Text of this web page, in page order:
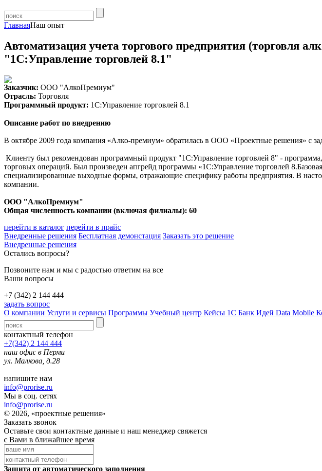
ГлавнаяНаш опыт
Автоматизация учета торгового предприятия (торговля
"1С:Управление торговлей 8.1"
Заказчик: ООО "АлкоПремиум"
Отрасль: Торговля
Программный продукт: 1С:Управление торговлей 8.1
Описание работ по внедрению
В октябре 2009 года компания «Алко-премиум» обратилась в ООО «Проектные решения» с
Клиенту был рекомендован программный продукт "1С:Управление торговлей 8" -
торговых операций. Был произведен апгрейд программы «1С:Управление торговлей
специализированные выходные формы, отражающие специфику работы предприятия. В
компании.
ООО "АлкоПремиум"
Общая численность компании (включая филиалы): 60
перейти в каталог перейти в прайс
Внедренные решения Бесплатная демонстация Заказать это решение
Внедренные решения
Остались вопросы?
Позвоните нам и мы с радостью ответим на все
Ваши вопросы
+7 (342) 2 144 444
задать вопрос
О компании Услуги и сервисы Программы Учебный центр Кейсы 1С Банк Идей Data Mobile
контактный телефон
+7(342) 2 144 444
наш офис в Перми
ул. Малкова, д.28
напишите нам
info@prorise.ru
Мы в соц. сетях
info@prorise.ru
© 2026, «проектные решения»
Заказать звонок
Оставьте свои контактные данные и наш менеджер свяжется
с Вами в ближайшее время
Защита от автоматического заполнения